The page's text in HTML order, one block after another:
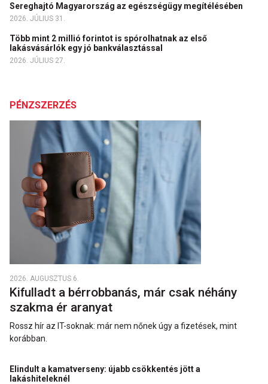
Sereghajtó Magyarország az egészségügy megítélésében
2026. JÚLIUS 31.
Több mint 2 millió forintot is spórolhatnak az első
lakásvásárlók egy jó bankválasztással
2026. JÚLIUS 27.
PÉNZSZERZÉS
2026. AUGUSZTUS 6.
Kifulladt a bérrobbanás, már csak néhány
szakma ér aranyat
Rossz hír az IT-soknak: már nem nőnek úgy a fizetések, mint
korábban.
Elindult a kamatverseny: újabb csökkentés jött a
lakáshiteleknél